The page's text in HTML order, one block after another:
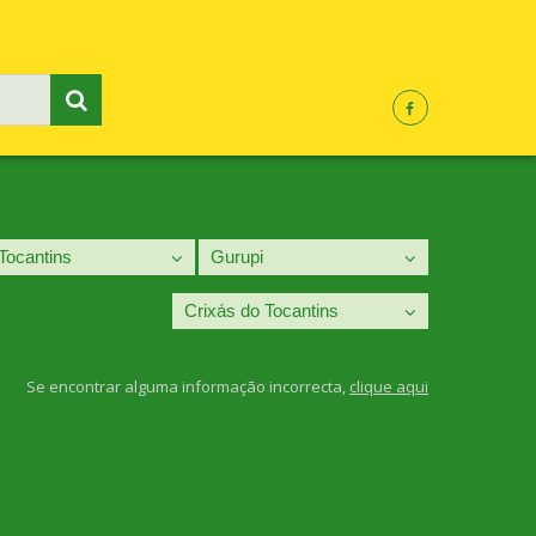
Se encontrar alguma informação incorrecta, clique aqui